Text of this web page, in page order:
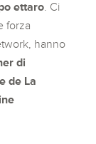
ettaro . Ci
forza
hanno
di
de La